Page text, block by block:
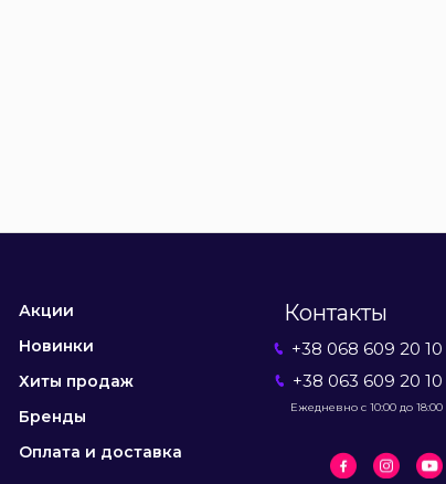
Акции
Новинки
Хиты продаж
Бренды
Оплата и доставка
Контакты
+38 068 609 20 10
+38 063 609 20 10
Ежедневно с 10:00 до 18:00